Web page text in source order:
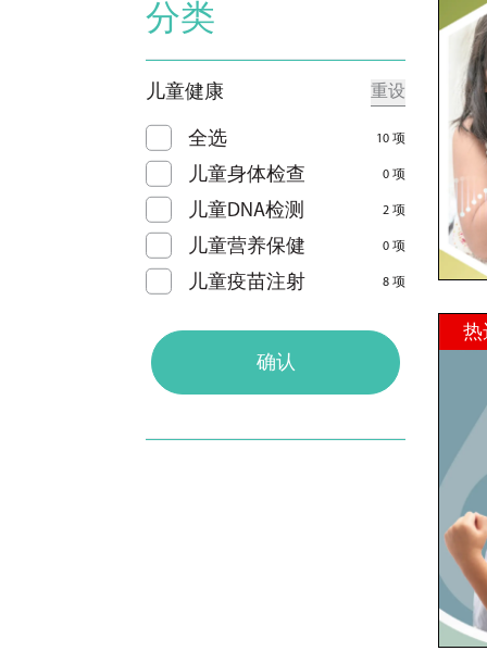
分类
儿童健康 重设
全选 10 项
儿童身体检查 0 项
儿童DNA检测 2 项
儿童营养保健 0 项
儿童疫苗注射 8 项
确认
热